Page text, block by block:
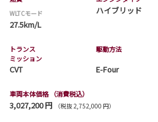
WLTCモード
27.5km/L
ハイブリッド
トランス
ミッション
CVT
駆動方法
E-Four
車両本体価格 （消費税込）
3,027,200 円 （税抜 2,752,000 円）